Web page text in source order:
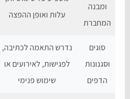
ומבנה
המחברת
עלות ואופן ההפצה
סוגים
וסגנונות
הדפים
נדרש התאמה לכתיבה,
לפגישות, לאירועים או
שימוש פנימי